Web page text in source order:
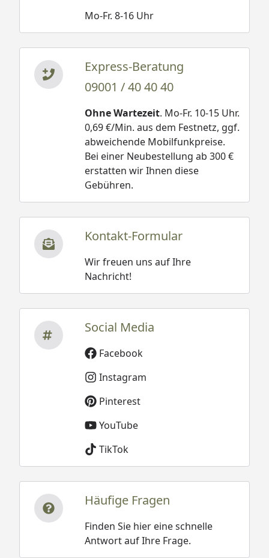
Mo-Fr. 8-16 Uhr
Express-Beratung
09001 / 40 40 40
Ohne Wartezeit. Mo-Fr. 10-15 Uhr.
0,69 €/Min. aus dem Festnetz, ggf.
abweichende Mobilfunkpreise.
Bei einer Neubestellung ab 300 €
erstatten wir Ihnen diese
Gebühren.
Kontakt-Formular
Wir freuen uns auf Ihre
Nachricht!
Social Media
Facebook
Instagram
Pinterest
YouTube
TikTok
Häufige Fragen
Finden Sie hier eine schnelle
Antwort auf Ihre Frage.